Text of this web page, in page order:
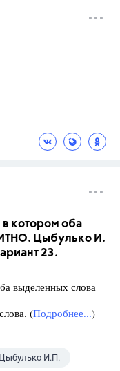
котором оба
Цыбулько И.
23.
выделенных слова
(Подробнее...)
Цыбулько И.П.